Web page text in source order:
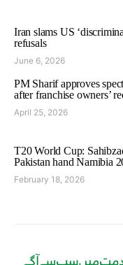
Iran slams US
refusals
June 6, 2026
PM Sharif approves
after franchise owners’
April 25, 2026
T20 World Cup:
Pakistan hand Namibia
February 18, 2026